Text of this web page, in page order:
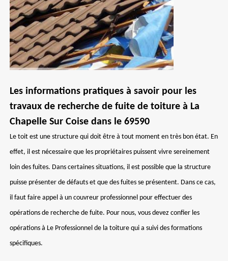
Les informations pratiques à savoir pour les
travaux de recherche de fuite de toiture à La
Chapelle Sur Coise dans le 69590
Le toit est une structure qui doit être à tout moment en très bon état. En
effet, il est nécessaire que les propriétaires puissent vivre sereinement
loin des fuites. Dans certaines situations, il est possible que la structure
puisse présenter de défauts et que des fuites se présentent. Dans ce cas,
il faut faire appel à un couvreur professionnel pour effectuer des
opérations de recherche de fuite. Pour nous, vous devez confier les
opérations à Le Professionnel de la toiture qui a suivi des formations
spécifiques.